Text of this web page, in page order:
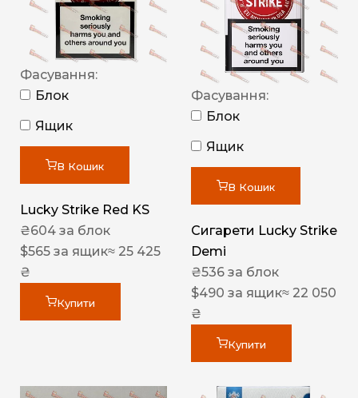
Фасування:
Блок
Ящик
В Кошик
Lucky Strike Red KS
₴604 за блок
$565 за ящик≈ 25 425
₴
Купити
Фасування:
Блок
Ящик
В Кошик
Сигарети Lucky Strike
Demi
₴536 за блок
$490 за ящик≈ 22 050
₴
Купити